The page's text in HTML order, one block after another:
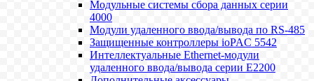
Модульные системы сбора данных серии
4000
Модули удаленного ввода/вывода по RS-485
Защищенные контроллеры ioPAC 5542
Интеллектуальные Ethernet-модули
удаленного ввода/вывода серии E2200